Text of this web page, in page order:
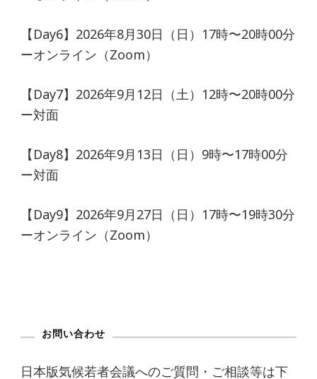
【Day6】2026年8月30日（日）17時〜20時00分
ーオンライン（Zoom）
【Day7】2026年9月12日（土）12時〜20時00分
ー対面
【Day8】2026年9月13日（日）9時〜17時00分
ー対面
【Day9】2026年9月27日（日）17時〜19時30分
ーオンライン（Zoom）
お問い合わせ
日本版気候若者会議へのご質問・ご相談等は下